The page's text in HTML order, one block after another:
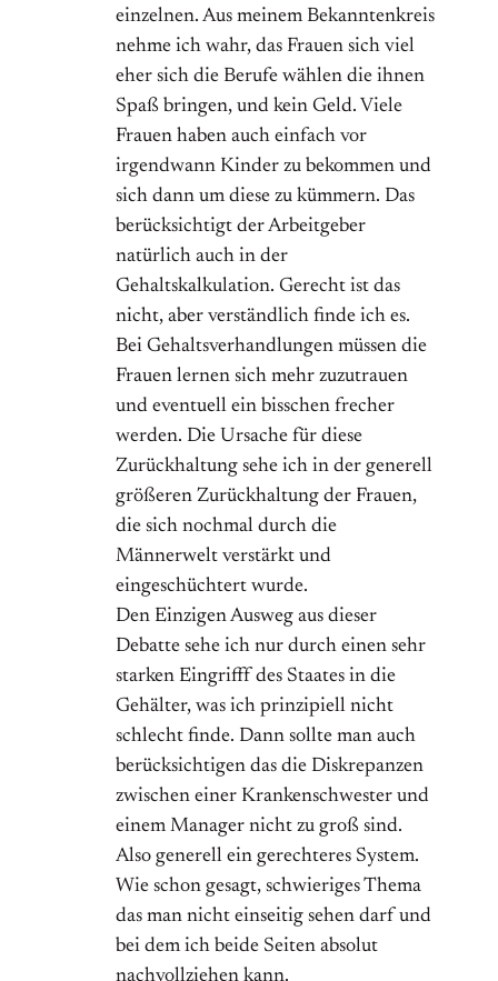
einzelnen. Aus meinem Bekanntenkreis
nehme ich wahr, das Frauen sich viel
eher sich die Berufe wählen die ihnen
Spaß bringen, und kein Geld. Viele
Frauen haben auch einfach vor
irgendwann Kinder zu bekommen und
sich dann um diese zu kümmern. Das
berücksichtigt der Arbeitgeber
natürlich auch in der
Gehaltskalkulation. Gerecht ist das
nicht, aber verständlich finde ich es.
Bei Gehaltsverhandlungen müssen die
Frauen lernen sich mehr zuzutrauen
und eventuell ein bisschen frecher
werden. Die Ursache für diese
Zurückhaltung sehe ich in der generell
größeren Zurückhaltung der Frauen,
die sich nochmal durch die
Männerwelt verstärkt und
eingeschüchtert wurde.
Den Einzigen Ausweg aus dieser
Debatte sehe ich nur durch einen sehr
starken Eingrifff des Staates in die
Gehälter, was ich prinzipiell nicht
schlecht finde. Dann sollte man auch
berücksichtigen das die Diskrepanzen
zwischen einer Krankenschwester und
einem Manager nicht zu groß sind.
Also generell ein gerechteres System.
Wie schon gesagt, schwieriges Thema
das man nicht einseitig sehen darf und
bei dem ich beide Seiten absolut
nachvollziehen kann.